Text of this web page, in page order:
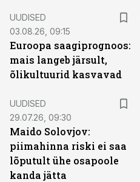
UUDISED
03.08.26, 09:15
Euroopa saagiprognoos:
mais langeb järsult,
õlikultuurid kasvavad
UUDISED
29.07.26, 09:30
Maido Solovjov:
piimahinna riski ei saa
lõputult ühe osapoole
kanda jätta